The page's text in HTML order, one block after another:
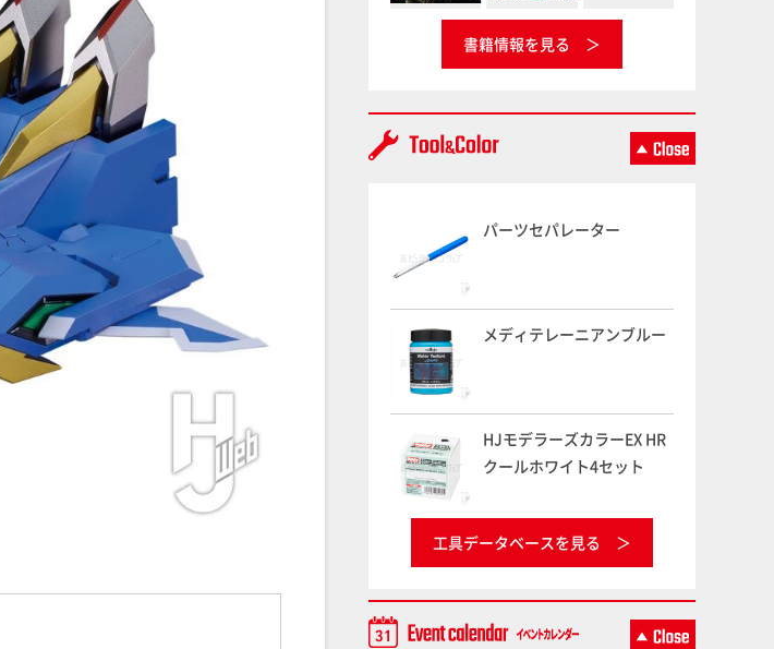
書籍情報を見る
パーツセパレーター
メディテレーニアンブルー
HJモデラーズカラーEX HR
クールホワイト4セット
工具データベースを見る